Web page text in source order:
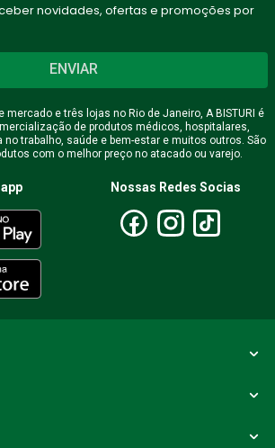
★
email
novidades, ofertas e promoções por
ENVIAR
mercado e três lojas no Rio de Janeiro, A BISTURI é
de produtos médicos, hospitalares,
no trabalho, saúde e bem-estar e muitos outros. São
com o melhor preço no atacado ou varejo.
Nossas Redes Socias